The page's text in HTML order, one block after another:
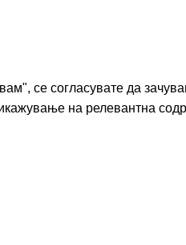
се согласувате да
на релевантна